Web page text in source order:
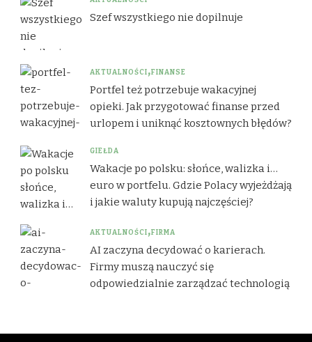
Szef wszystkiego nie dopilnuje
AKTUALNOŚCI FINANSE
Portfel też potrzebuje wakacyjnej
opieki. Jak przygotować finanse przed
urlopem i uniknąć kosztownych błędów?
GIEŁDA
Wakacje po polsku: słońce, walizka i…
euro w portfelu. Gdzie Polacy wyjeżdżają
i jakie waluty kupują najczęściej?
AKTUALNOŚCI FIRMA
AI zaczyna decydować o karierach.
Firmy muszą nauczyć się
odpowiedzialnie zarządzać technologią